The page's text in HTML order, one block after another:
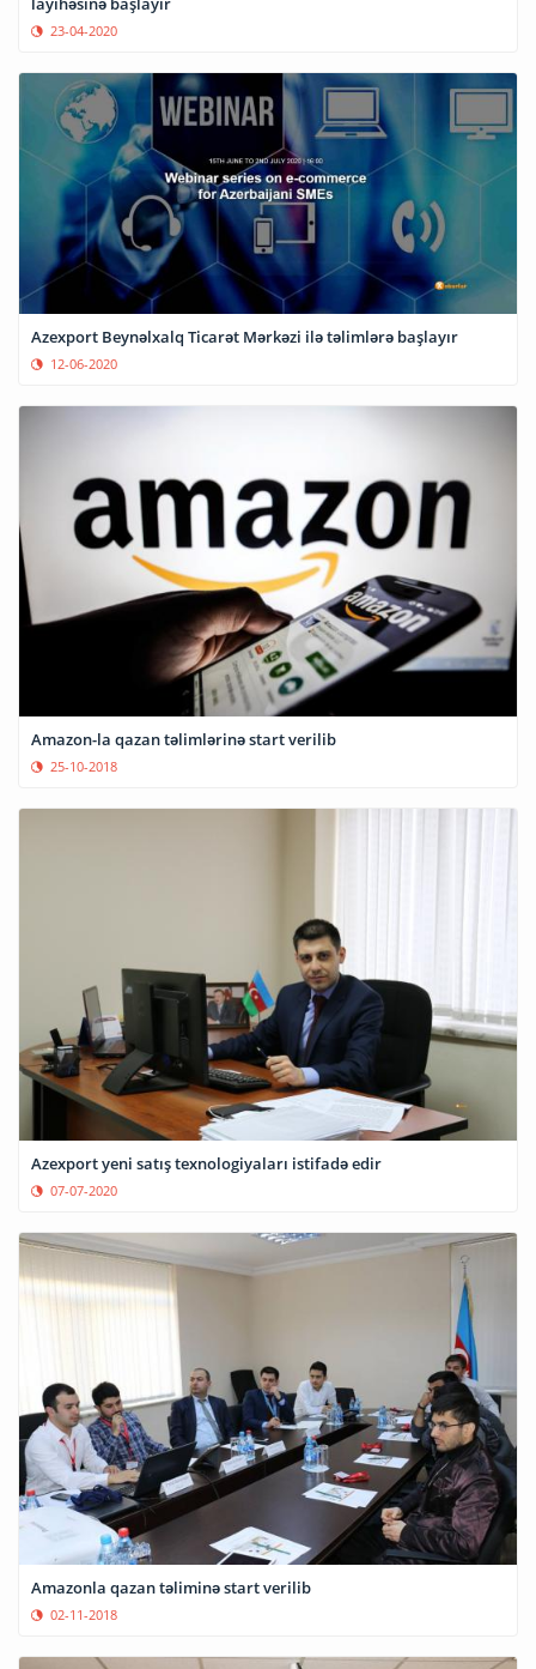
23-04-2020
Azexport Beynəlxalq Ticarət Mərkəzi ilə təlimlərə başlayır
12-06-2020
Amazon-la qazan təlimlərinə start verilib
25-10-2018
Azexport yeni satış texnologiyaları istifadə edir
07-07-2020
Amazonla qazan təliminə start verilib
02-11-2018